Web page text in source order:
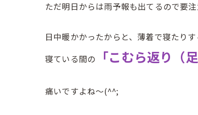
ただ明日からは雨予報も出てるので要注
日中暖かかったからと、薄着で寝たり
寝ている間の
「こむら返り（
痛いですよね～(^^;